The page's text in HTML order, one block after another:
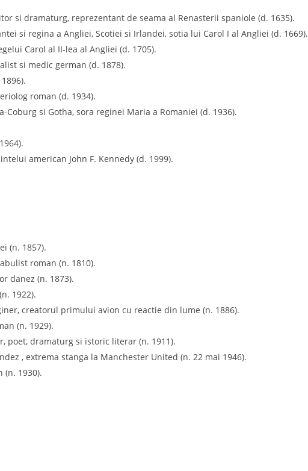
si dramaturg, reprezentant de seama al Renasterii spaniole (d. 1635).
si regina a Angliei, Scotiei si Irlandei, sotia lui Carol I al Angliei (d. 1669).
Carol al II-lea al Angliei (d. 1705).
si medic german (d. 1878).
roman (d. 1934).
Coburg si Gotha, sora reginei Maria a Romaniei (d. 1936).
american John F. Kennedy (d. 1999).
(n. 1857).
roman (n. 1810).
danez (n. 1873).
1922).
creatorul primului avion cu reactie din lume (n. 1886).
(n. 1929).
poet, dramaturg si istoric literar (n. 1911).
, extrema stanga la Manchester United (n. 22 mai 1946).
(n. 1930).